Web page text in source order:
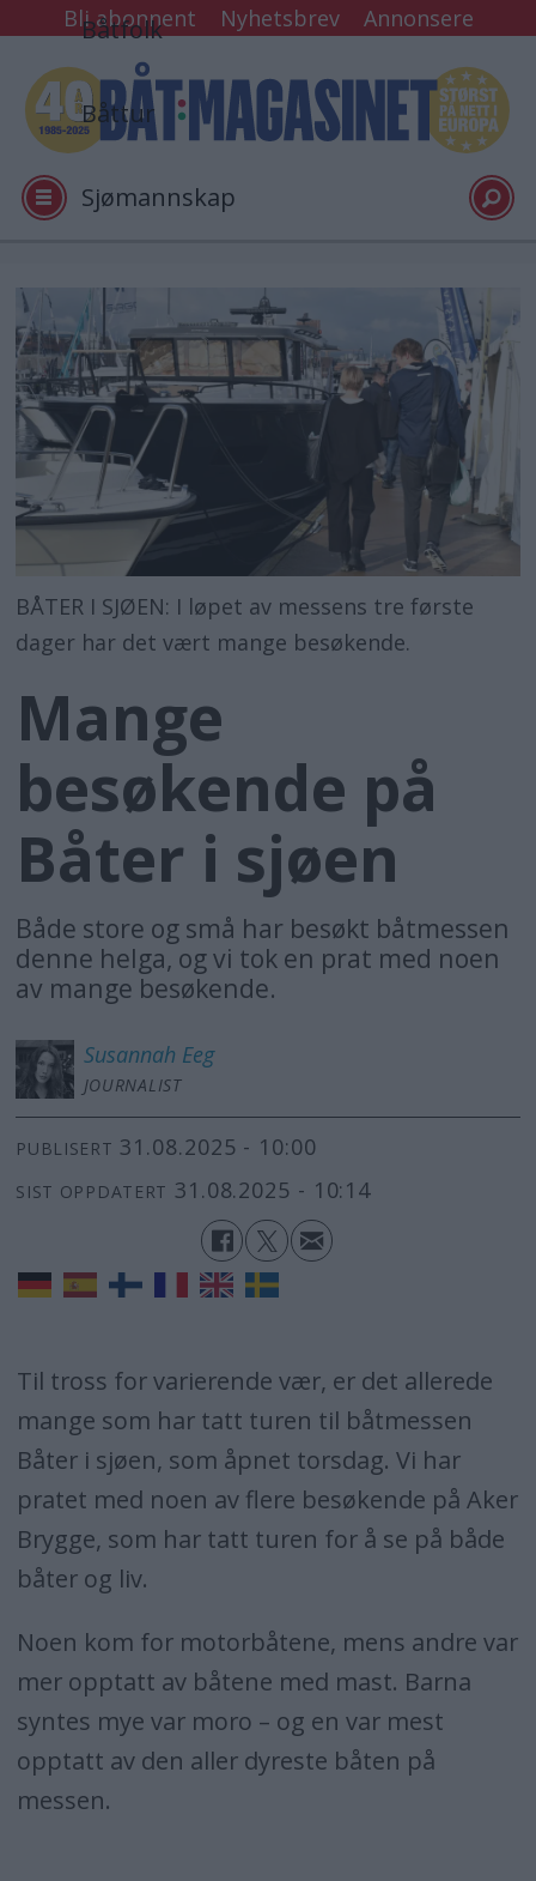
Bli abonnent Nyhetsbrev Annonsere
Båtfolk
Båttur
Sjømannskap
Tester
Arkiv
Video
Logg inn
BÅTER I SJØEN: I løpet av messens tre første
dager har det vært mange besøkende.
Mange
besøkende på
Båter i sjøen
Både store og små har besøkt båtmessen
denne helga, og vi tok en prat med noen
av mange besøkende.
Susannah Eeg
JOURNALIST
PUBLISERT 31.08.2025 - 10:00
SIST OPPDATERT 31.08.2025 - 10:14
Til tross for varierende vær, er det allerede
mange som har tatt turen til båtmessen
Båter i sjøen, som åpnet torsdag. Vi har
pratet med noen av flere besøkende på Aker
Brygge, som har tatt turen for å se på både
båter og liv.
Noen kom for motorbåtene, mens andre var
mer opptatt av båtene med mast. Barna
syntes mye var moro – og en var mest
opptatt av den aller dyreste båten på
messen.